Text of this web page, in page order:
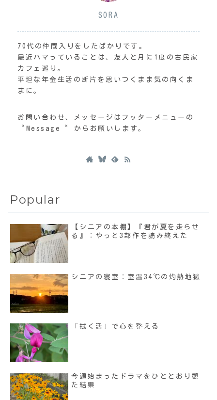
SORA
70代の仲間入りをしたばかりです。
最近ハマっていることは、友人と月に1度の古民家
カフェ巡り。
平坦な年金生活の断片を思いつくまま気の向くま
まに。
お問い合わせ、メッセージはフッターメニューの
“Message“ からお願いします。
Popular
【シニアの本棚】『君が夏を走らせ
る』：やっと3部作を読み終えた
シニアの寝室：室温34℃の灼熱地獄
「拭く活」で心を整える
今週始まったドラマをひととおり観
た結果